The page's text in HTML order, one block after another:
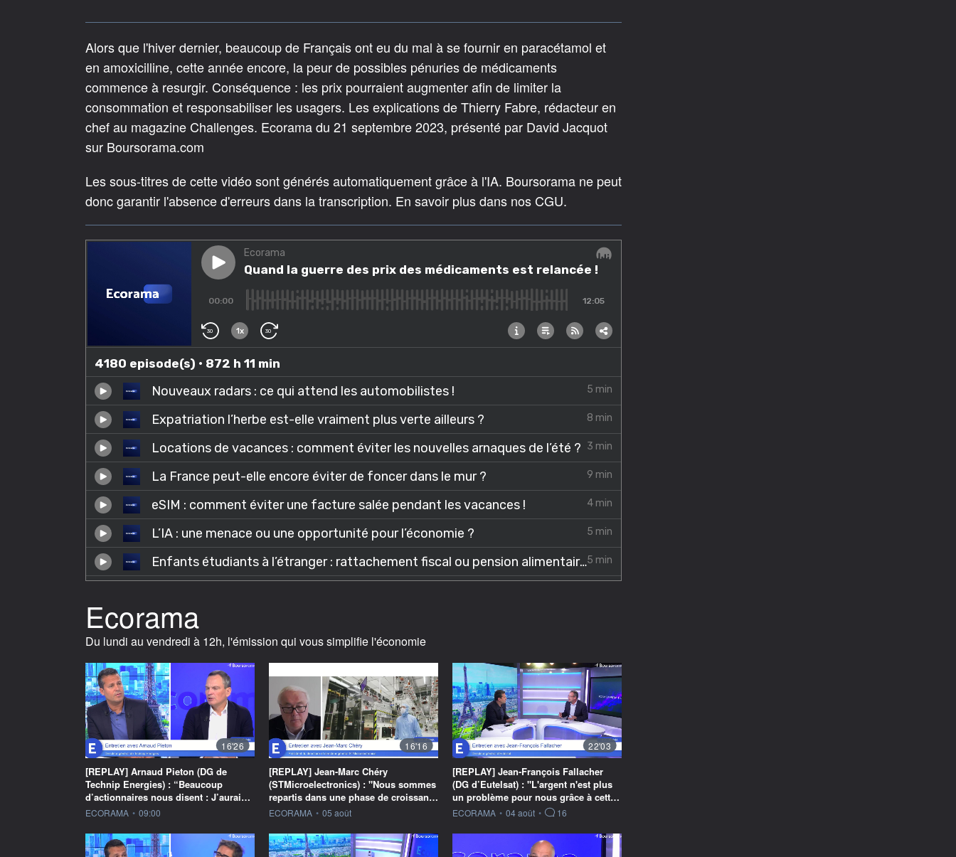
Alors que l'hiver dernier, beaucoup de Français ont eu du mal à se fournir en paracétamol et
en amoxicilline, cette année encore, la peur de possibles pénuries de médicaments
commence à resurgir. Conséquence : les prix pourraient augmenter afin de limiter la
consommation et responsabiliser les usagers. Les explications de Thierry Fabre, rédacteur en
chef au magazine Challenges. Ecorama du 21 septembre 2023, présenté par David Jacquot
sur Boursorama.com
Les sous-titres de cette vidéo sont générés automatiquement grâce à l'IA. Boursorama ne peut
donc garantir l'absence d'erreurs dans la transcription. En savoir plus dans nos CGU.
Ecorama
Du lundi au vendredi à 12h, l'émission qui vous simplifie l'économie
16'26
[REPLAY] Arnaud Pieton (DG de
Technip Energies) : “Beaucoup
d’actionnaires nous disent : J’aurai…
information fournie par
ECORAMA • 09:00
16'16
[REPLAY] Jean-Marc Chéry
(STMicroelectronics) : "Nous sommes
repartis dans une phase de croissan…
information fournie par
ECORAMA • 05 août
22'03
[REPLAY] Jean-François Fallacher
(DG d’Eutelsat) : "L'argent n'est plus
un problème pour nous grâce à cett…
information fournie par
ECORAMA • 04 août • 16